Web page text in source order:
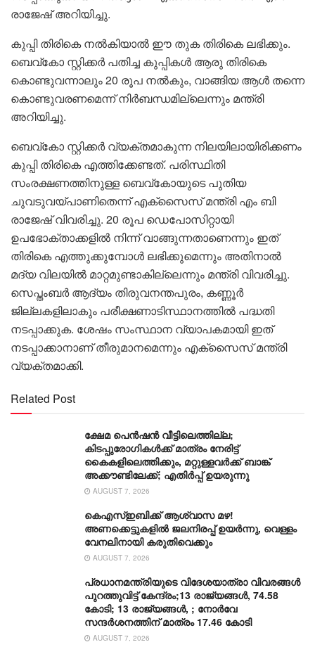
രാജേഷ് അറിയിച്ചു.
കുപ്പി തിരികെ നൽകിയാൽ ഈ തുക തിരികെ ലഭിക്കും.
ബെവ്കോ സ്റ്റിക്കർ പതിച്ച കുപ്പികൾ ആരു തിരികെ
കൊണ്ടുവന്നാലും 20 രൂപ നൽകും, വാങ്ങിയ ആൾ തന്നെ
കൊണ്ടുവരണമെന്ന് നിർബന്ധമില്ലെന്നും മന്ത്രി
അറിയിച്ചു.
ബെവ്കോ സ്റ്റിക്കർ വ്യക്തമാകുന്ന നിലയിലായിരിക്കണം
കുപ്പി തിരികെ എത്തിക്കേണ്ടത്. പരിസ്ഥിതി
സംരക്ഷണത്തിനുള്ള ബെവ്കോയുടെ പുതിയ
ചുവടുവയ്പാണിതെന്ന് എക്സൈസ് മന്ത്രി എം ബി
രാജേഷ് വിവരിച്ചു. 20 രൂപ ഡെപോസിറ്റായി
ഉപഭോക്താക്കളിൽ നിന്ന് വാങ്ങുന്നതാണെന്നും ഇത്
തിരികെ എത്തുക്കുമ്പോൾ ലഭിക്കുമെന്നും അതിനാൽ
മദ്യ വിലയിൽ മാറ്റമുണ്ടാകില്ലെന്നും മന്ത്രി വിവരിച്ചു.
സെപ്തംബർ ആദ്യം തിരുവനന്തപുരം, കണ്ണൂർ
ജില്ലകളിലാകും പരീക്ഷണാടിസ്ഥാനത്തിൽ പദ്ധതി
നടപ്പാക്കുക. ശേഷം സംസ്ഥാന വ്യാപകമായി ഇത്
നടപ്പാക്കാനാണ് തീരുമാനമെന്നും എക്സൈസ് മന്ത്രി
വ്യക്തമാക്കി.
Related Post
ക്ഷേമ പെൻഷൻ വീട്ടിലെത്തില്ല;
കിടപ്പുരോഗികൾക്ക് മാത്രം നേരിട്ട്
കൈകളിലെത്തിക്കും, മറ്റുള്ളവർക്ക് ബാങ്ക്
അക്കൗണ്ടിലേക്ക്; എതിർപ്പ് ഉയരുന്നു
AUGUST 7, 2026
കെഎസ്ഇബിക്ക് ആശ്വാസ മഴ!
അണക്കെട്ടുകളിൽ ജലനിരപ്പ് ഉയർന്നു, വെള്ളം
വേനലിനായി കരുതിവെക്കും
AUGUST 7, 2026
പ്രധാനമന്ത്രിയുടെ വിദേശയാത്രാ വിവരങ്ങൾ
പുറത്തുവിട്ട് കേന്ദ്രം;13 രാജ്യങ്ങൾ, 74.58
കോടി; 13 രാജ്യങ്ങൾ, ; നോർവേ
സന്ദർശനത്തിന് മാത്രം 17.46 കോടി
AUGUST 7, 2026